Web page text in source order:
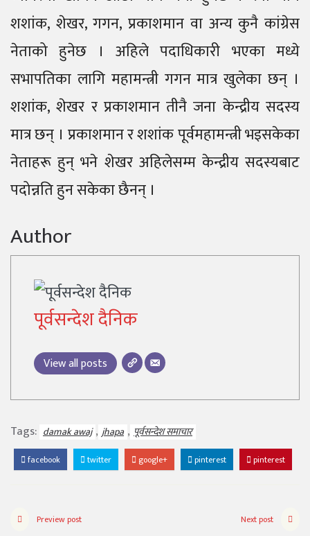
शशांक, शेखर, गगन, प्रकाशमान वा अन्य कुनै कांग्रेस
नेताको हुनेछ । अहिले पदाधिकारी भएका मध्ये
सभापतिका लागि महामन्त्री गगन मात्र खुलेका छन् ।
शशांक, शेखर र प्रकाशमान तीनै जना केन्द्रीय सदस्य
मात्र छन् । प्रकाशमान र शशांक पूर्वमहामन्त्री भइसकेका
नेताहरू हुन् भने शेखर अहिलेसम्म केन्द्रीय सदस्यबाट
पदोन्नति हुन सकेका छैनन् ।
Author
पूर्वसन्देश दैनिक
View all posts
Tags: damak awaj , jhapa , पूर्वसन्देश समाचार
facebook twitter google+ pinterest pinterest
Preview post Next post